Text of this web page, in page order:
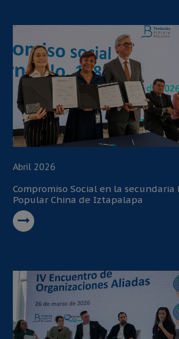
Abril 2026
Compromiso Social en la secundaria
Popular China de Iztapalapa